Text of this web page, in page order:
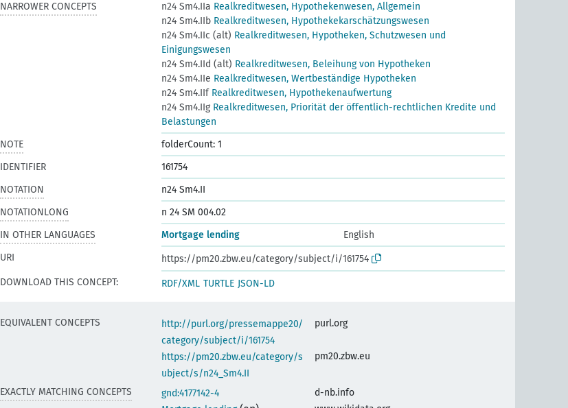
NARROWER CONCEPTS
n24 Sm4.IIa Realkreditwesen, Hypothekenwesen, Allgemein
n24 Sm4.IIb Realkreditwesen, Hypothekekarschätzungswesen
n24 Sm4.IIc (alt) Realkreditwesen, Hypotheken, Schutzwesen und
Einigungswesen
n24 Sm4.IId (alt) Realkreditwesen, Beleihung von Hypotheken
n24 Sm4.IIe Realkreditwesen, Wertbeständige Hypotheken
n24 Sm4.IIf Realkreditwesen, Hypothekenaufwertung
n24 Sm4.IIg Realkreditwesen, Priorität der öffentlich-rechtlichen Kredite und
Belastungen
NOTE
folderCount: 1
IDENTIFIER
161754
NOTATION
n24 Sm4.II
NOTATIONLONG
n 24 SM 004.02
IN OTHER LANGUAGES
Mortgage lending
English
URI
https://pm20.zbw.eu/category/subject/i/161754
DOWNLOAD THIS CONCEPT:
RDF/XML TURTLE JSON-LD
EQUIVALENT CONCEPTS
http://purl.org/pressemappe20/
category/subject/i/161754
purl.org
https://pm20.zbw.eu/category/s
ubject/s/n24_Sm4.II
pm20.zbw.eu
EXACTLY MATCHING CONCEPTS gnd:4177142-4
d-nb.info